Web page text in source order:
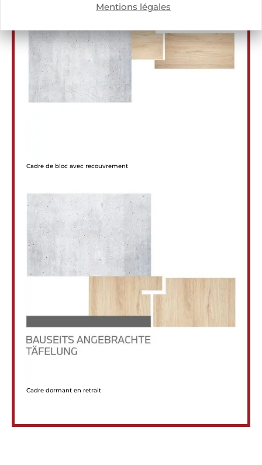
Mentions légales
Cadre de bloc avec recouvrement
Cadre dormant en retrait